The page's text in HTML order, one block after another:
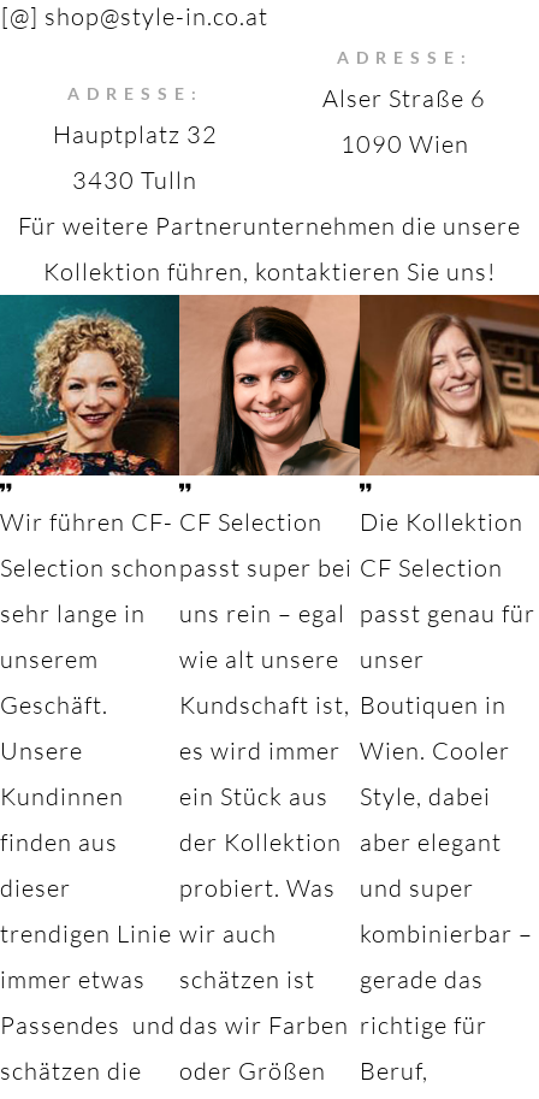
[@] shop@style-in.co.at
ADRESSE:
Hauptplatz 32
3430 Tulln
ADRESSE:
Alser Straße 6
1090 Wien
Für weitere Partnerunternehmen die unsere
Kollektion führen, kontaktieren Sie uns!
Wir führen CF-
Selection schon
sehr lange in
unserem
Geschäft.
Unsere
Kundinnen
finden aus
dieser
trendigen Linie
immer etwas
Passendes und
schätzen die
CF Selection
passt super bei
uns rein – egal
wie alt unsere
Kundschaft ist,
es wird immer
ein Stück aus
der Kollektion
probiert. Was
wir auch
schätzen ist
das wir Farben
oder Größen
Die Kollektion
CF Selection
passt genau für
unser
Boutiquen in
Wien. Cooler
Style, dabei
aber elegant
und super
kombinierbar –
gerade das
richtige für
Beruf,